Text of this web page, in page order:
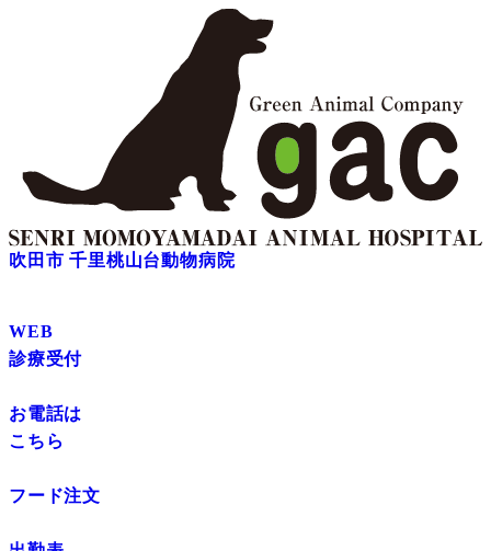
吹田市 千里桃山台動物病院
WEB
診療受付
お電話は
こちら
フード注文